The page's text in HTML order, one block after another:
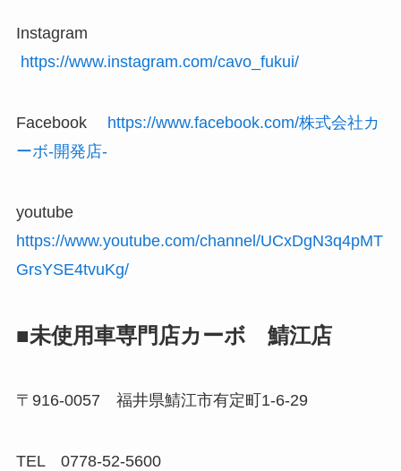
Instagram
https://www.instagram.com/cavo_fukui/
Facebook https://www.facebook.com/株式会社カ
ーボ-開発店-
youtube
https://www.youtube.com/channel/UCxDgN3q4pMT
GrsYSE4tvuKg/
■未使用車専門店カーボ 鯖江店
〒916-0057 福井県鯖江市有定町1-6-29
TEL 0778-52-5600